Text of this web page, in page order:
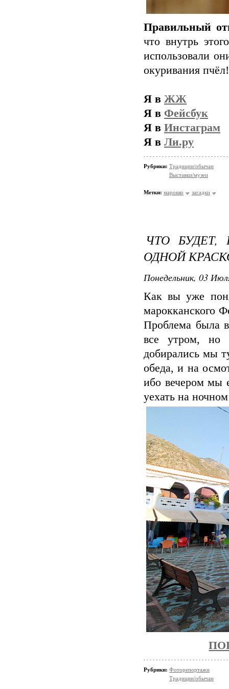
Правильный
что внутрь
использовали
окуривания
Я в ЖЖ
Я в Фейсбук
Я в Инстаграм
Я в Ли.ру
Рубрики: Традиции/обычаи
Выставки/музеи
Метки: марокко загадки
ЧТО БУДЕТ,
ОДНОЙ
Понедельник, 03
Как вы уже
марокканского
Проблема была в
все утром, но
добирались мы
обеда, и на
ибо вечером мы
уехать на
Рубрики: Фоторепортажи
Традиции/обычаи